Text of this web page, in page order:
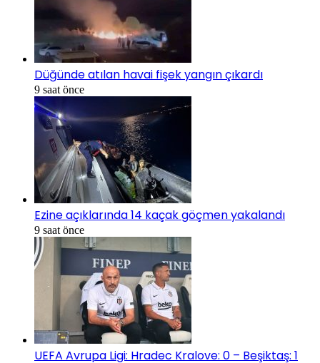
Düğünde atılan havai fişek yangın çıkardı
9 saat önce
Ezine açıklarında 14 kaçak göçmen yakalandı
9 saat önce
UEFA Avrupa Ligi: Hradec Kralove: 0 – Beşiktaş: 1